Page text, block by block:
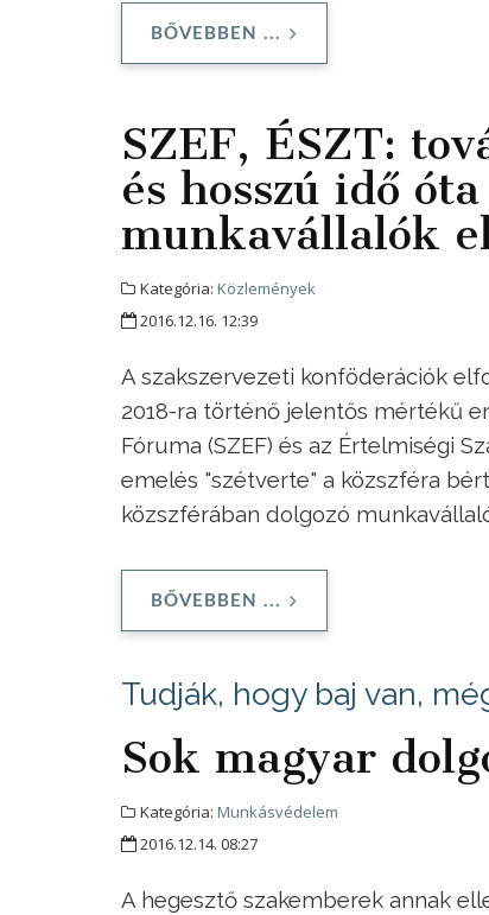
BŐVEBBEN ...
SZEF, ÉSZT:
és hosszú idő
munkavállalók
Kategória: Közlemények
2016.12.16. 12:39
A szakszervezeti konföderációk
2018-ra történő jelentős mértékű
Fóruma (SZEF) és az Értelmiségi
emelés "szétverte" a közszféra
közszférában dolgozó
BŐVEBBEN ...
Tudják, hogy baj van,
Sok magyar
Kategória: Munkásvédelem
2016.12.14. 08:27
A hegesztő szakemberek annak